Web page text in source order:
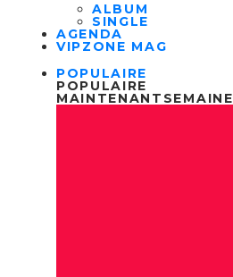
ALBUM
SINGLE
AGENDA
VIPZONE MAG
POPULAIRE
POPULAIRE
MAINTENANT SEMAINE